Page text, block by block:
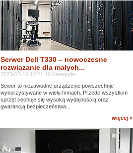
Serwer Dell T330 – nowoczesne
rozwiązanie dla małych...
2023-02-16 12:21:10 Kategoria:
Sewer to niezawodne urządzenie powszechnie
wykorzystywane w wielu firmach. Przede wszystkim
sprzęt cechuje się wysoką wydajnością oraz
gwarancją bezpieczeństwa...
więcej »